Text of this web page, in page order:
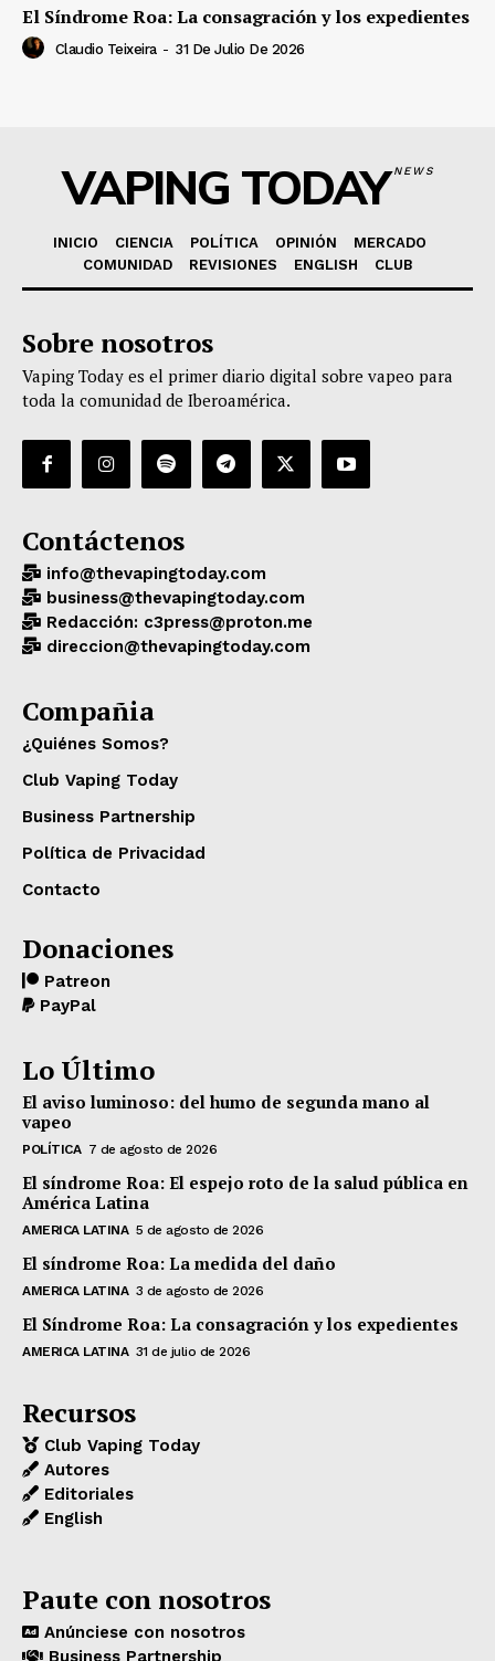
El Síndrome Roa: La consagración y los expedientes
Claudio Teixeira - 31 De Julio De 2026
VAPING TODAYNEWS
INICIO CIENCIA POLÍTICA OPINIÓN
MERCADO
COMUNIDAD
REVISIONES ENGLISH CLUB
Sobre nosotros
Vaping Today es el primer diario digital sobre vapeo para
toda la comunidad de Iberoamérica.
Contáctenos
info@thevapingtoday.com
business@thevapingtoday.com
Redacción: c3press@proton.me
direccion@thevapingtoday.com
Compañia
¿Quiénes Somos?
Club Vaping Today
Business Partnership
Política de Privacidad
Contacto
Donaciones
Patreon
PayPal
Lo Último
El aviso luminoso: del humo de segunda mano al
vapeo
POLÍTICA 7 de agosto de 2026
El síndrome Roa: El espejo roto de la salud pública en
América Latina
AMERICA LATINA 5 de agosto de 2026
El síndrome Roa: La medida del daño
AMERICA LATINA 3 de agosto de 2026
El Síndrome Roa: La consagración y los expedientes
AMERICA LATINA 31 de julio de 2026
Recursos
Club Vaping Today
Autores
Editoriales
English
Paute con nosotros
Anúnciese con nosotros
Business Partnership